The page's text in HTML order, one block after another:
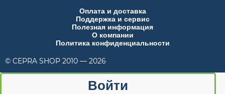
Оплата и доставка
Поддержка и сервис
Полезная информация
О компании
Политика конфиденциальности
© CEPRA SHOP 2010 — 2026
Войти